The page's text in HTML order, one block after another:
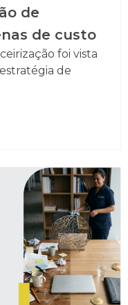
de
de custo
foi vista
de